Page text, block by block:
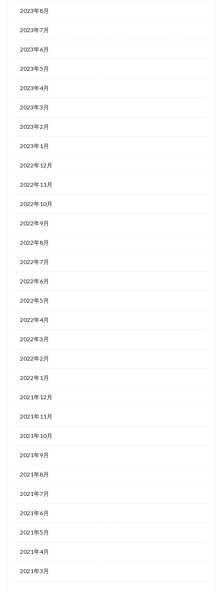
2023年8月
2023年7月
2023年6月
2023年5月
2023年4月
2023年3月
2023年2月
2023年1月
2022年12月
2022年11月
2022年10月
2022年9月
2022年8月
2022年7月
2022年6月
2022年5月
2022年4月
2022年3月
2022年2月
2022年1月
2021年12月
2021年11月
2021年10月
2021年9月
2021年8月
2021年7月
2021年6月
2021年5月
2021年4月
2021年3月